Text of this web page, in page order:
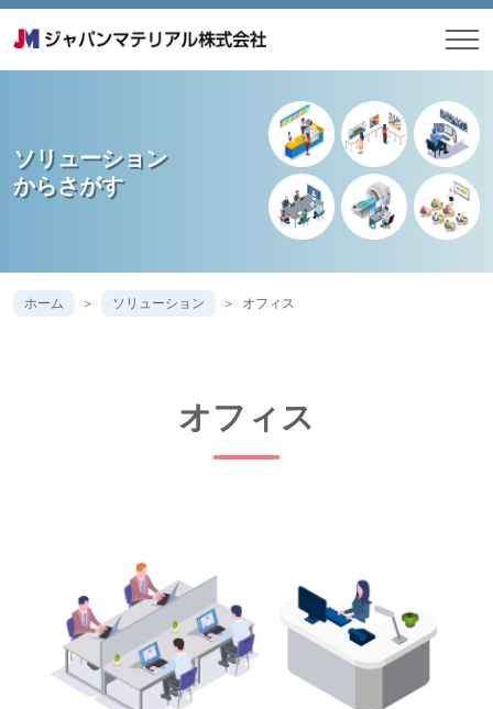
ソリューション
からさがす
ホーム ソリューション オフィス
オフィス